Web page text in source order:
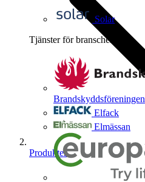
Solar
Tjänster för branschen
Brandskyddsföreningen
Elfack
Elmässan
Produkter